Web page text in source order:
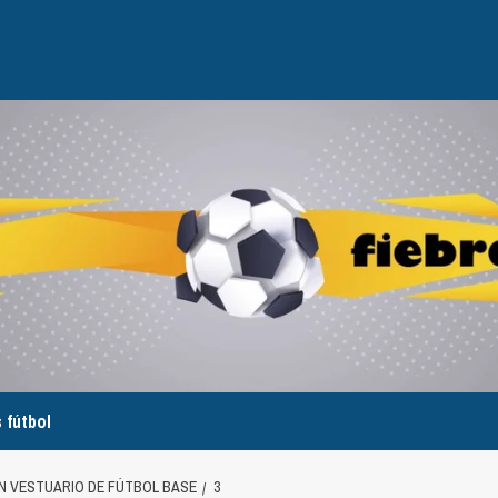
fútbol
VESTUARIO DE FÚTBOL BASE 3